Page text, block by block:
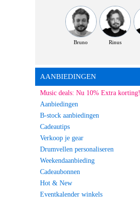
Bruno Rinus
AANBIEDINGEN
Music deals: Nu 10% Extra korting!
Aanbiedingen
B-stock aanbiedingen
Cadeautips
Verkoop je gear
Drumvellen personaliseren
Weekendaanbieding
Cadeaubonnen
Hot & New
Eventkalender winkels